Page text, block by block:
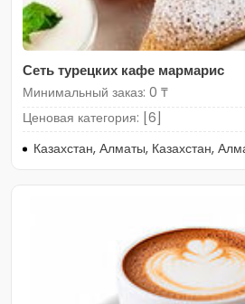
Сеть турецких кафе мармарис
Минимальный заказ: 0 ₸
Ценовая категория: [6]